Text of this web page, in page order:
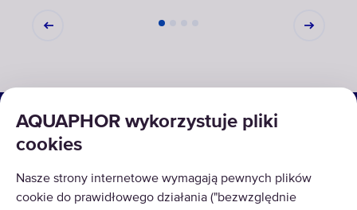
AQUAPHOR wykorzystuje pliki
cookies
Nasze strony internetowe wymagają pewnych plików
cookie do prawidłowego działania ("bezwzględnie
PRODUKTY
O NAS